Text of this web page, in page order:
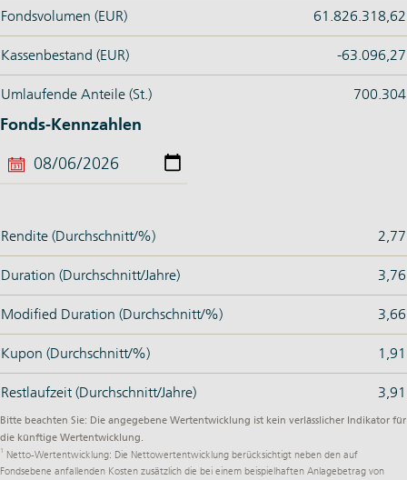
Fondsvolumen (EUR) 61.826.318,62
Kassenbestand (EUR) -63.096,27
Umlaufende Anteile (St.) 700.304
Fonds-Kennzahlen
Rendite (Durchschnitt/%) 2,77
Duration (Durchschnitt/Jahre) 3,76
Modified Duration (Durchschnitt/%) 3,66
Kupon (Durchschnitt/%) 1,91
Restlaufzeit (Durchschnitt/Jahre) 3,91
Bitte beachten Sie: Die angegebene Wertentwicklung ist kein verlässlicher Indikator für
die künftige Wertentwicklung.
1
Netto-Wertentwicklung: Die Nettowertentwicklung berücksichtigt neben den auf
Fondsebene anfallenden Kosten zusätzlich die bei einem beispielhaften Anlagebetrag von